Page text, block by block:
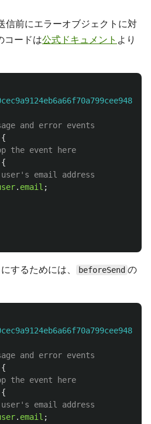
信前にエラーオブジェクトに対
コードは公式ドキュメント より
and error events
{
the event here
{
email address
. email ;
するためには、 beforeSend の
and error events
{
the event here
{
email address
. email ;